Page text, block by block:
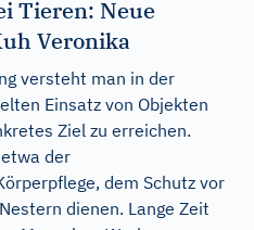
Tieren: Neue
Veronika
versteht man in der
Einsatz von Objekten
Ziel zu erreichen.
der
dem Schutz vor
dienen. Lange Zeit